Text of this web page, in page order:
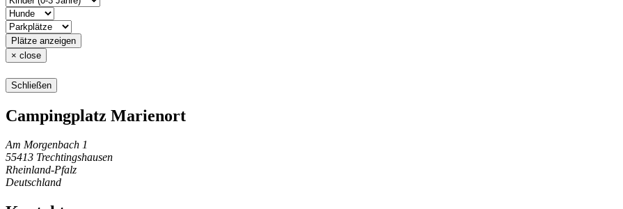
Plätze anzeigen
× close
Schließen
Campingplatz Marienort
Am Morgenbach 1
55413 Trechtingshausen
Rheinland-Pfalz
Deutschland